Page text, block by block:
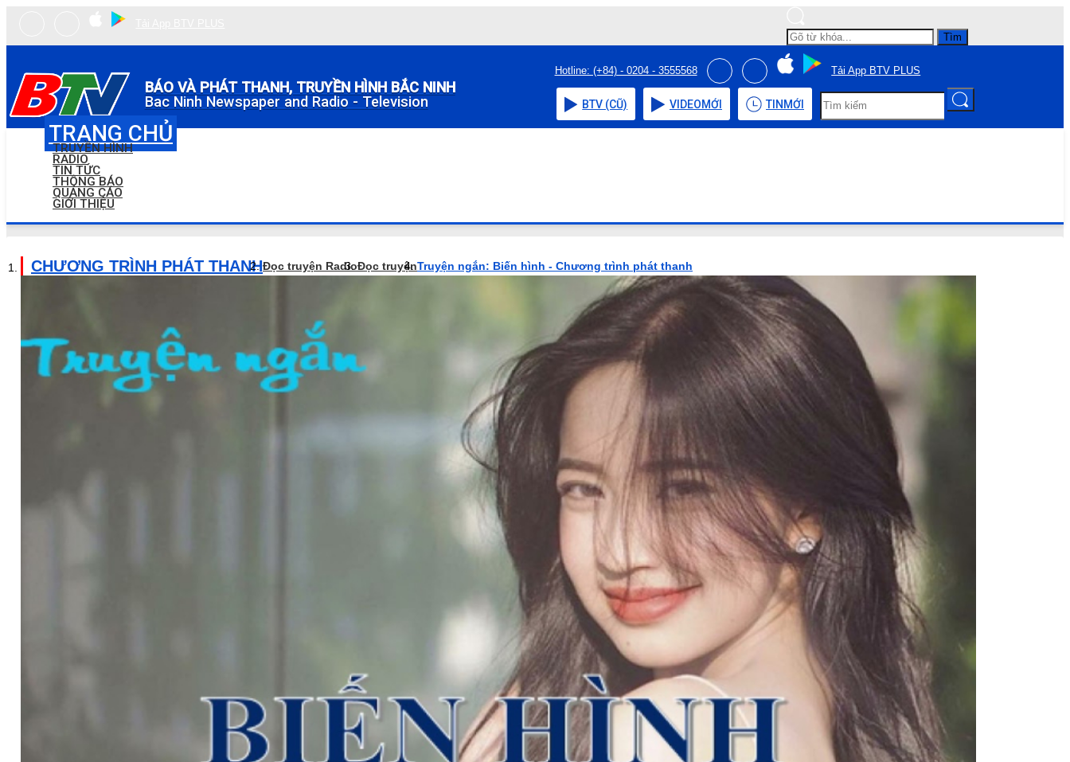
Tìm
BÁO VÀ PHÁT THANH, TRUYỀN HÌNH BẮC NINH
Bac Ninh Newspaper and Radio - Television
Hotline: (+84) - 0204 - 3555568 Tải App BTV PLUS
BTV (CŨ) VIDEOMỚI TIN MỚI
TRANG CHỦ
TRUYỀN HÌNH
RADIO
TIN TỨC
THÔNG BÁO
QUẢNG CÁO
GIỚI THIỆU
CHƯƠNG TRÌNH PHÁT THANHĐọc truyện RadioĐọc truyệnTruyện ngắn: Biến hình - Chương trình phát thanh